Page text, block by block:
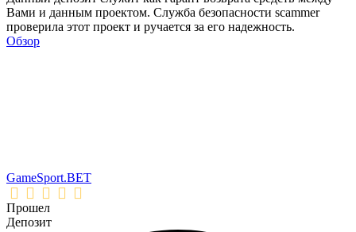
Вами и данным проектом. Служба безопасности scammer
проверила этот проект и ручается за его надежность.
Обзор
GameSport.BET
Прошел
Депозит